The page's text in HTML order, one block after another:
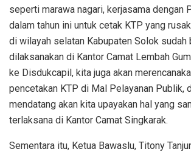
seperti marawa nagari, kerjasama dengan
dalam tahun ini untuk cetak KTP yang
di wilayah selatan Kabupaten Solok sudah
dilaksanakan di Kantor Camat Lembah
ke Disdukcapil, kita juga akan
pencetakan KTP di Mal Pelayanan Publik,
mendatang akan kita upayakan hal yang
terlaksana di Kantor Camat Singkarak.
Sementara itu, Ketua Bawaslu, Titony